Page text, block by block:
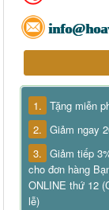
1. Tặng miễn
2. Giảm ngay
3. Giảm tiếp
cho đơn hàng
ONLINE thứ 12
lễ)